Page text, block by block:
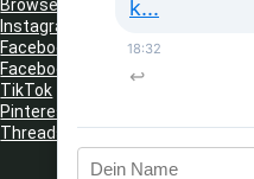
Browser Erweiterungen:
Instagram
Facebook
Facebook Gruppe
TikTok
Pinterest
Threads
k...
18:32
↩